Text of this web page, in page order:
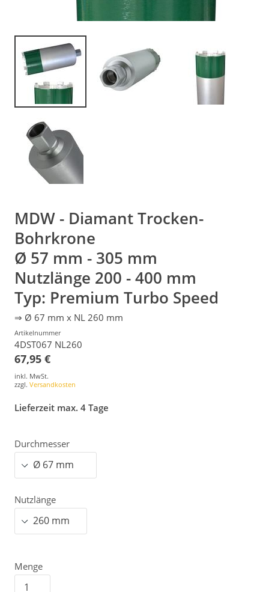
MDW - Diamant Trocken-
Bohrkrone
Ø 57 mm - 305 mm
Nutzlänge 200 - 400 mm
Typ: Premium Turbo Speed
⇒ Ø 67 mm x NL 260 mm
Artikelnummer
4DST067 NL260
67,95 €
inkl. MwSt.
zzgl. Versandkosten
Lieferzeit max. 4 Tage
Durchmesser
Nutzlänge
Menge